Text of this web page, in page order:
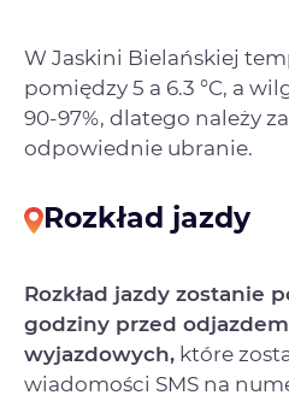
W Jaskini Bielańskiej
pomiędzy 5 a 6.3 °C, a
90-97%, dlatego należy
odpowiednie ubranie.
Rozkład jazdy
Rozkład jazdy zostanie
godziny przed
wyjazdowych, które
wiadomości SMS na